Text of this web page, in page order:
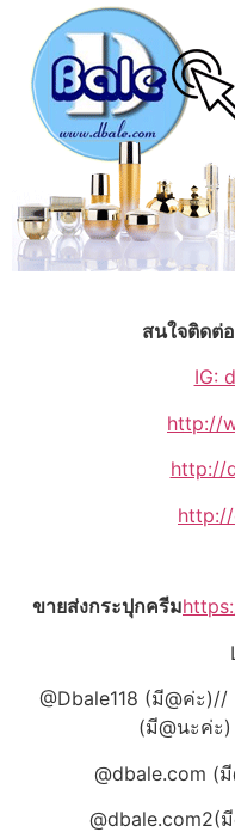
สนใจติดต่
IG:
http://
http://
http://
ขายส่งกระปุกครีม
@Dbale118 (มี@ค่ะ
(มี@นะค่
@dbale.com (
@dbale.com2(